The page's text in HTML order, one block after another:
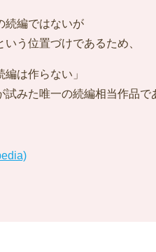
続編ではないが
いう位置づけであるため、
は作らない」
みた唯一の続編相当作品で